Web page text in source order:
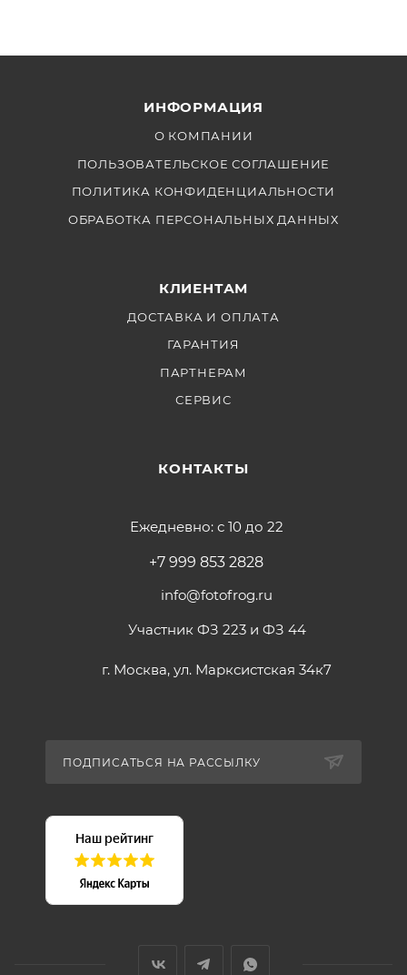
ИНФОРМАЦИЯ
О КОМПАНИИ
ПОЛЬЗОВАТЕЛЬСКОЕ СОГЛАШЕНИЕ
ПОЛИТИКА КОНФИДЕНЦИАЛЬНОСТИ
ОБРАБОТКА ПЕРСОНАЛЬНЫХ ДАННЫХ
КЛИЕНТАМ
ДОСТАВКА И ОПЛАТА
ГАРАНТИЯ
ПАРТНЕРАМ
СЕРВИС
КОНТАКТЫ
Ежедневно: с 10 до 22
+7 999 853 2828
info@fotofrog.ru
Участник ФЗ 223 и ФЗ 44
г. Москва, ул. Марксистская 34к7
ПОДПИСАТЬСЯ НА РАССЫЛКУ